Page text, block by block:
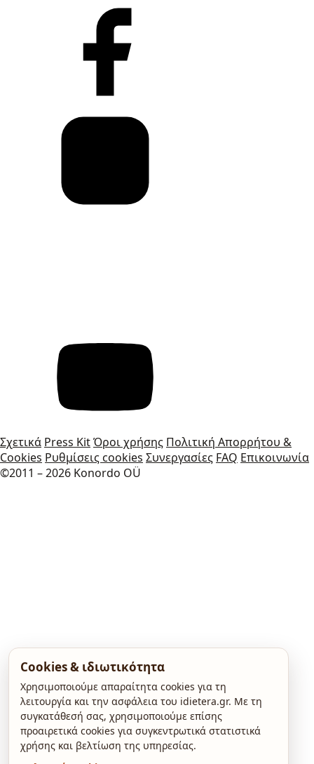
Σχετικά Press KitΌροι χρήσης Πολιτική Απορρήτου &
Cookies Ρυθμίσεις cookies Συνεργασίες FAQ Επικοινωνία
©2011 – 2026 Konordo OÜ
Cookies & ιδιωτικότητα
Χρησιμοποιούμε απαραίτητα cookies για τη
λειτουργία και την ασφάλεια του idietera.gr. Με τη
συγκατάθεσή σας, χρησιμοποιούμε επίσης
προαιρετικά cookies για συγκεντρωτικά στατιστικά
χρήσης και βελτίωση της υπηρεσίας.